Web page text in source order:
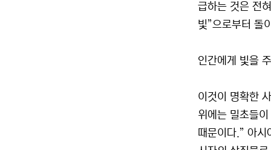
급하는 것은 전
빛”으로부터 돌
인간에게 빛을
이것이 명확한
위에는 밀초들
때문이다.” 아